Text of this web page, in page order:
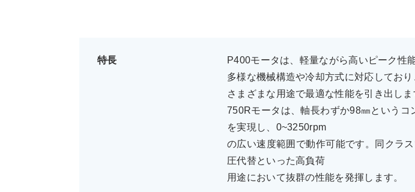
特長
P400モータは、軽量ながら高いピーク性
多様な機械構造や冷却方式に対応してお
さまざまな用途で最適な性能を引き出しま
750Rモータは、軸長わずか98㎜という
を実現し、0~3250rpm
の広い速度範囲で動作可能です。同クラ
圧代替といった高負荷
用途において抜群の性能を発揮します。